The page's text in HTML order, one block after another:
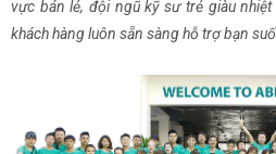
vực bán lẻ, đội ngũ kỹ sư trẻ giàu
khách hàng luôn sẵn sàng hỗ trợ bạn